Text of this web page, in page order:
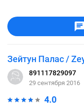
Зейтун Палас /
891117829097
29 сентября 2016
4.0